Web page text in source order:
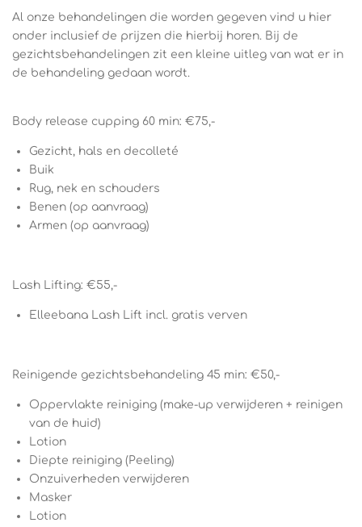
Al onze behandelingen die worden gegeven vind u hier
onder inclusief de prijzen die hierbij horen. Bij de
gezichtsbehandelingen zit een kleine uitleg van wat er in
de behandeling gedaan wordt.
Body release cupping 60 min: €75,-
Gezicht, hals en decolleté
Buik
Rug, nek en schouders
Benen (op aanvraag)
Armen (op aanvraag)
Lash Lifting: €55,-
Elleebana Lash Lift incl. gratis verven
Reinigende gezichtsbehandeling 45 min: €50,-
Oppervlakte reiniging (make-up verwijderen + reinigen
van de huid)
Lotion
Diepte reiniging (Peeling)
Onzuiverheden verwijderen
Masker
Lotion